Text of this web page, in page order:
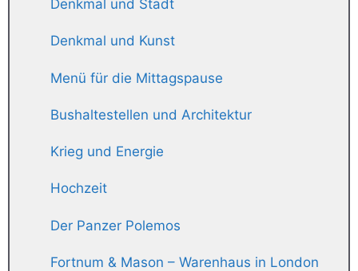
Denkmal und Stadt
Denkmal und Kunst
Menü für die Mittagspause
Bushaltestellen und Architektur
Krieg und Energie
Hochzeit
Der Panzer Polemos
Fortnum & Mason – Warenhaus in London